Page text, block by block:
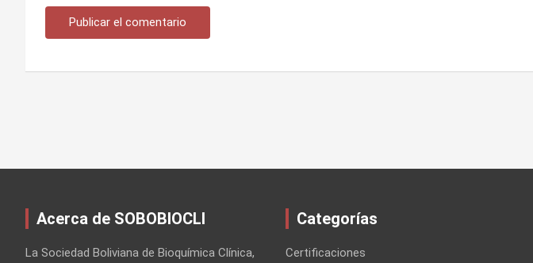
Acerca de SOBOBIOCLI
La Sociedad Boliviana de Bioquímica Clínica,
Categorías
Certificaciones